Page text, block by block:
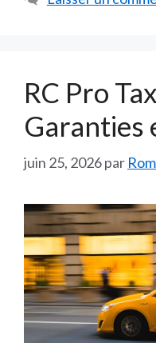
RC Pro
Garanties
juin 25, 2026par